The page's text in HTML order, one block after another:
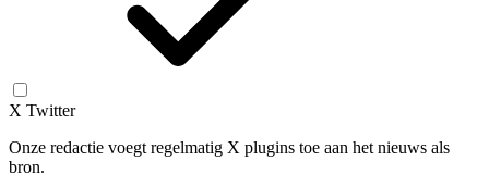
X Twitter
Onze redactie voegt regelmatig X plugins toe aan het nieuws als
bron.